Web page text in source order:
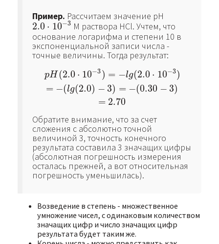
Пример. Рассчитаем значение pH
2.0 ⋅ 10−3
2.0⋅ 10−3
М раствора HCl. Учтем, что
основание логарифма и степени 10 в
экспоненциальной записи числа -
точные величины. Тогда результат:
pH (2.0 ⋅ 10−3) = −lg(2.0 ⋅ 10−3)
= −(lg(2.0) − 3) = −(0.30 − 3)
= 2.70
(2.0⋅10−3 )=−lg(2.0 ⋅10−3)=−(lg (2.0)−3)=
Обратите внимание, что за счет
сложения с абсолютно точной
величиной 3, точность конечного
результата составила 3 значащих цифры
(абсолютная погрешность измерения
осталась прежней, а вот относительная
погрешность уменьшилась).
Возведение в степень - множественное
умножение чисел, с одинаковым количеством
значащих цифр и число значащих цифр
результата будет таким же.